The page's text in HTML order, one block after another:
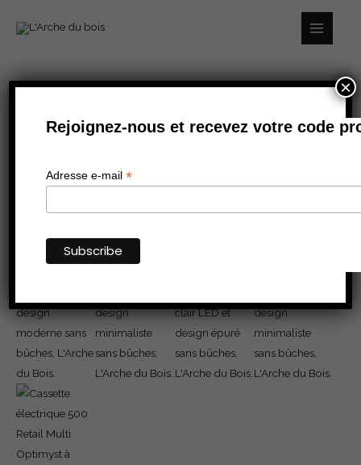
Rejoignez-nous et recevez votre code
Adresse e-mail *
×